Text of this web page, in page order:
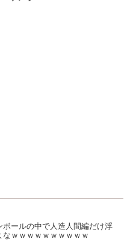
ボールの中で人造人間編だけ浮
なｗｗｗｗｗｗｗｗｗｗ